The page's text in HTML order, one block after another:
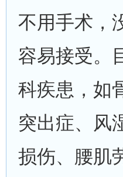
不用手术，
容易接受。
科疾患，如
突出症、风
损伤、腰肌